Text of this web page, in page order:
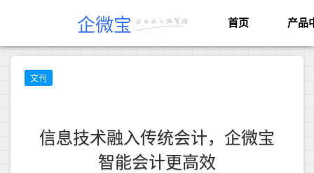
企微宝 首页 产品
文刊
信息技术融入传统会计，企微宝
智能会计更高效